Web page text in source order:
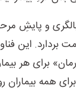
و پایشِ
بردارد. این
برای هر
همه بیماران